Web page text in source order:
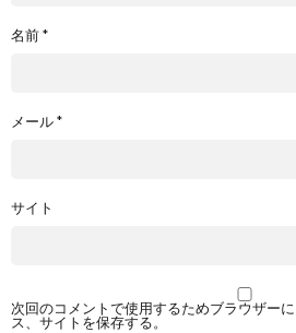
名前*
メール*
サイト
次回のコメントで使用するためブラウザー
ス、サイトを保存する。